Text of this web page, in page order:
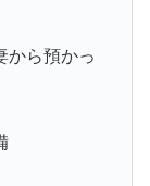
から預かっ